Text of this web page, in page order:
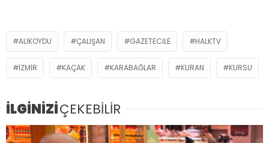
ALIKOYDU ÇALIŞAN GAZETECILE HALKTV
IZMIR KAÇAK KARABAĞLAR KURAN KURSU
İLGİNİZİÇEKEBİLİR